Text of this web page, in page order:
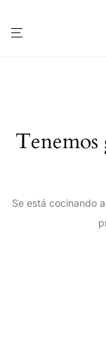
Tenemos
Se está cocinando